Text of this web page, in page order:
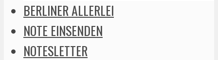
BERLINER ALLERLEI
NOTE EINSENDEN
NOTESLETTER